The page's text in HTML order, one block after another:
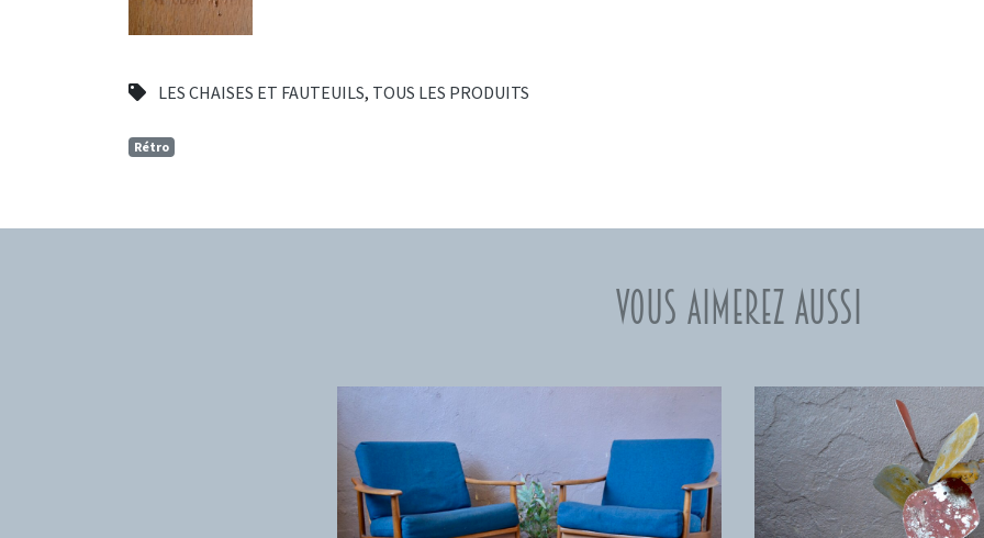
LES CHAISES ET FAUTEUILS, TOUS LES PRODUITS
Rétro
Vous aimerez aussi